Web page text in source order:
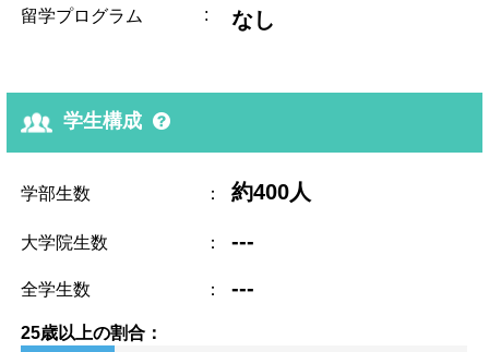
留学プログラム : なし
学生構成
学部生数 ： 約400人
大学院生数 ： ---
全学生数 ： ---
25歳以上の割合：